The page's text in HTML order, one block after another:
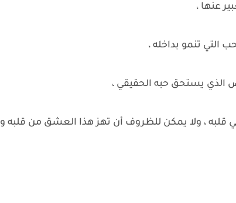
عنها ،
التي تنمو بداخله ،
الذي يستحق حبه الحقيقي ،
قلبه ، ولا يمكن للظروف أن تهز هذا العشق من قلبه و